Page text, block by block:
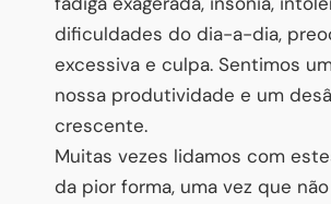
dificuldades do dia-a-dia,
excessiva e culpa. Sentimos
nossa produtividade e um
crescente.
Muitas vezes lidamos com
da pior forma, uma vez que